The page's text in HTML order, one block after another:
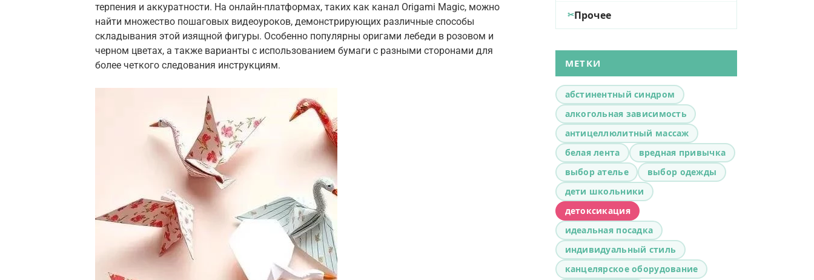
терпения и аккуратности. На онлайн-платформах, таких как канал Origami Magic, можно
найти множество пошаговых видеоуроков, демонстрирующих различные способы
складывания этой изящной фигуры. Особенно популярны оригами лебеди в розовом и
черном цветах, а также варианты с использованием бумаги с разными сторонами для
более четкого следования инструкциям.
Прочее
МЕТКИ
абстинентный синдром
алкогольная зависимость
антицеллюлитный массаж
белая лента
вредная привычка
выбор ателье
выбор одежды
дети школьники
детоксикация
идеальная посадка
индивидуальный стиль
канцелярское оборудование